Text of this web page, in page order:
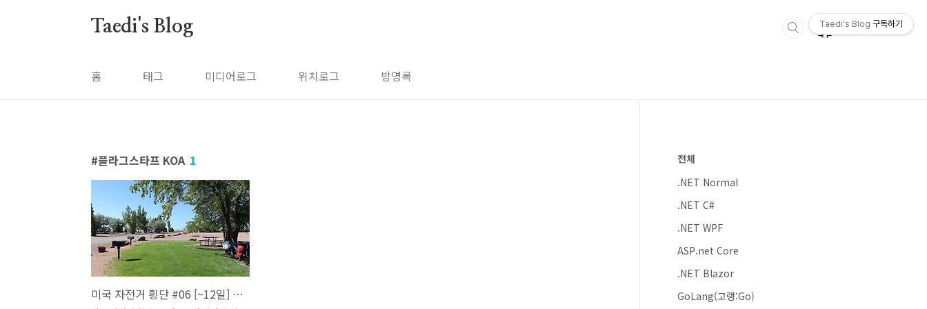
Taedi's Blog
홈 태그 미디어로그 위치로그 방명록
플라그스타프 KOA 1
미국 자전거 횡단 #06 [~12일] 왔던길 되돌아 가는건 정말 싫어
전체
.NET Normal
.NET C#
.NET WPF
ASP.net Core
.NET Blazor
GoLang(고랭:Go)
Taedi's Blog 구독하기